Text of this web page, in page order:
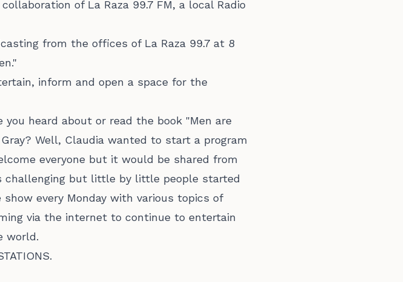
of La Raza 99.7 FM, a local Radio
from the offices of La Raza 99.7 at 8
inform and open a space for the
heard about or read the book "Men are
Well, Claudia wanted to start a program
everyone but it would be shared from
challenging but little by little people started
every Monday with various topics of
via the internet to continue to entertain
world.